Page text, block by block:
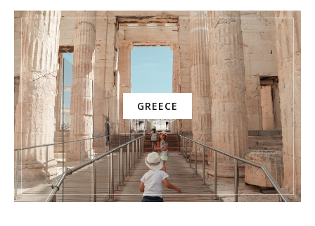
GREECE